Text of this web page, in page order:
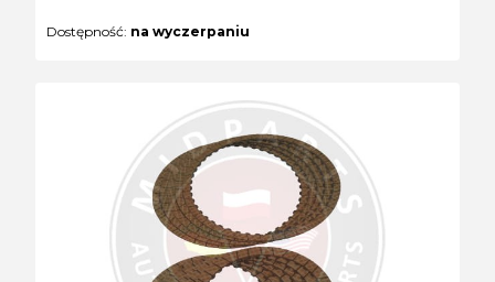
Dostępność: na wyczerpaniu